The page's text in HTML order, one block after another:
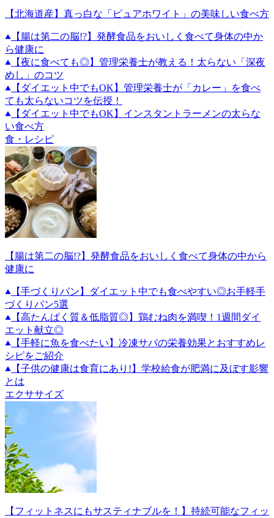
【北海道産】真っ白な「ピュアホワイト」の美味しい食べ方
【腸は第二の脳!?】発酵食品をおいしく食べて身体の中か
ら健康に
【夜に食べても◎】管理栄養士が教える！太らない「深夜
めし」のコツ
【ダイエット中でもOK】管理栄養士が「カレー」を食べ
ても太らないコツを伝授！
【ダイエット中でもOK】インスタントラーメンの太らな
い食べ方
食・レシピ
【腸は第二の脳!?】発酵食品をおいしく食べて身体の中から
健康に
【手づくりパン】ダイエット中でも食べやすい◎お手軽手
づくりパン5選
【高たんぱく質＆低脂質◎】鶏むね肉を満喫！1週間ダイ
エット献立◎
【手軽に魚を食べたい】冷凍サバの栄養効果とおすすめレ
シピをご紹介
【子供の健康は食育にあり!】学校給食が肥満に及ぼす影響
とは
エクササイズ
【フィットネスにもサスティナブルを！】持続可能なフィッ